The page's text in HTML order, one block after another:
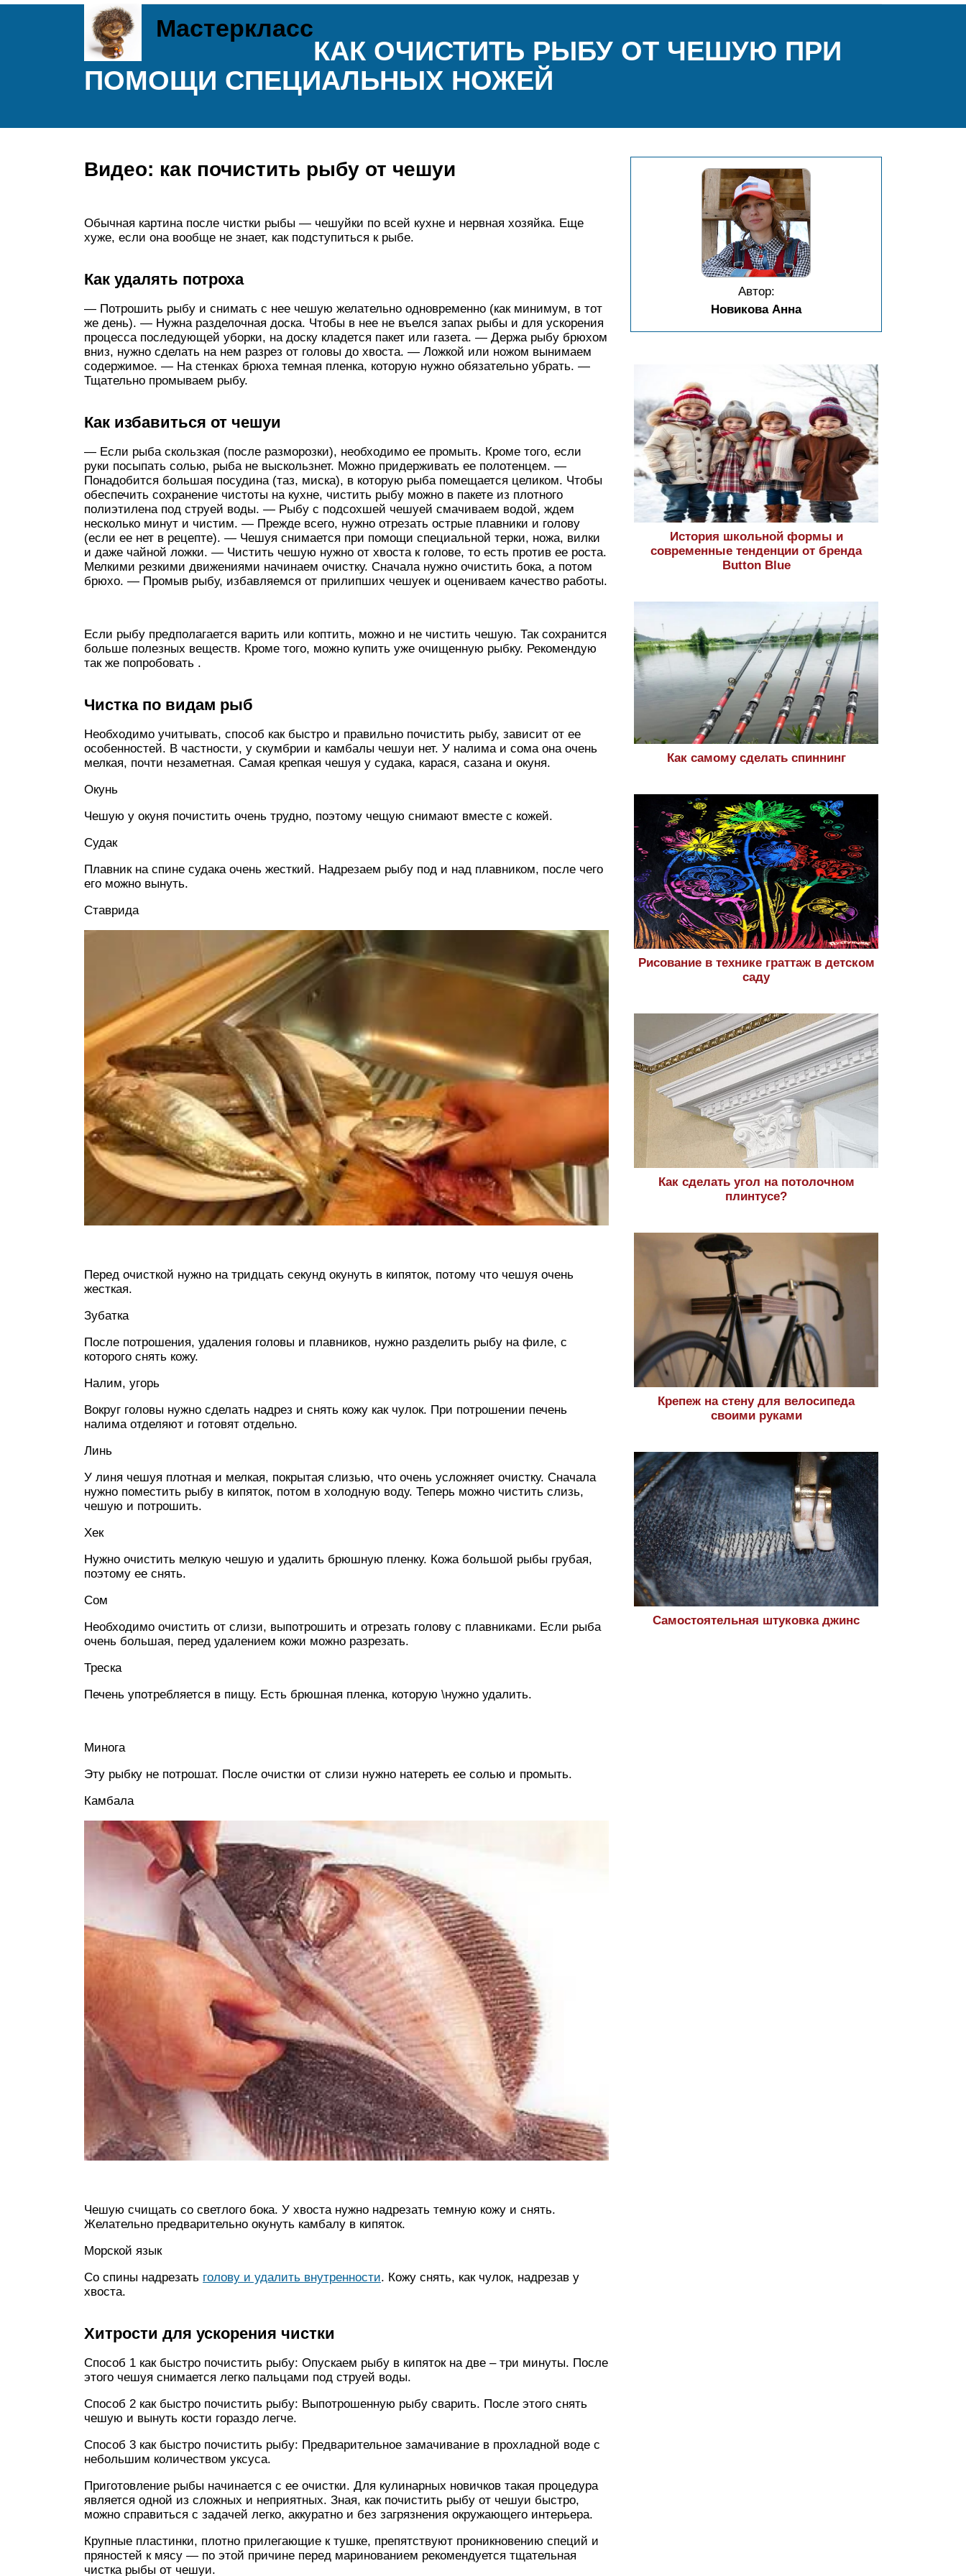
Мастеркласс
КАК ОЧИСТИТЬ РЫБУ ОТ ЧЕШУЮ ПРИ
ПОМОЩИ СПЕЦИАЛЬНЫХ НОЖЕЙ
Видео: как почистить рыбу от чешуи
Обычная картина после чистки рыбы — чешуйки по всей кухне и нервная хозяйка. Еще
хуже, если она вообще не знает, как подступиться к рыбе.
Как удалять потроха
— Потрошить рыбу и снимать с нее чешую желательно одновременно (как минимум, в тот
же день). — Нужна разделочная доска. Чтобы в нее не въелся запах рыбы и для ускорения
процесса последующей уборки, на доску кладется пакет или газета. — Держа рыбу брюхом
вниз, нужно сделать на нем разрез от головы до хвоста. — Ложкой или ножом вынимаем
содержимое. — На стенках брюха темная пленка, которую нужно обязательно убрать. —
Тщательно промываем рыбу.
Как избавиться от чешуи
— Если рыба скользкая (после разморозки), необходимо ее промыть. Кроме того, если
руки посыпать солью, рыба не выскользнет. Можно придерживать ее полотенцем. —
Понадобится большая посудина (таз, миска), в которую рыба помещается целиком. Чтобы
обеспечить сохранение чистоты на кухне, чистить рыбу можно в пакете из плотного
полиэтилена под струей воды. — Рыбу с подсохшей чешуей смачиваем водой, ждем
несколько минут и чистим. — Прежде всего, нужно отрезать острые плавники и голову
(если ее нет в рецепте). — Чешуя снимается при помощи специальной терки, ножа, вилки
и даже чайной ложки. — Чистить чешую нужно от хвоста к голове, то есть против ее роста.
Мелкими резкими движениями начинаем очистку. Сначала нужно очистить бока, а потом
брюхо. — Промыв рыбу, избавляемся от прилипших чешуек и оцениваем качество работы.
Если рыбу предполагается варить или коптить, можно и не чистить чешую. Так сохранится
больше полезных веществ. Кроме того, можно купить уже очищенную рыбку. Рекомендую
так же попробовать .
Чистка по видам рыб
Необходимо учитывать, способ как быстро и правильно почистить рыбу, зависит от ее
особенностей. В частности, у скумбрии и камбалы чешуи нет. У налима и сома она очень
мелкая, почти незаметная. Самая крепкая чешуя у судака, карася, сазана и окуня.
Окунь
Чешую у окуня почистить очень трудно, поэтому чещую снимают вместе с кожей.
Судак
Плавник на спине судака очень жесткий. Надрезаем рыбу под и над плавником, после чего
его можно вынуть.
Ставрида
Перед очисткой нужно на тридцать секунд окунуть в кипяток, потому что чешуя очень
жесткая.
Зубатка
После потрошения, удаления головы и плавников, нужно разделить рыбу на филе, с
которого снять кожу.
Налим, угорь
Вокруг головы нужно сделать надрез и снять кожу как чулок. При потрошении печень
налима отделяют и готовят отдельно.
Линь
У линя чешуя плотная и мелкая, покрытая слизью, что очень усложняет очистку. Сначала
нужно поместить рыбу в кипяток, потом в холодную воду. Теперь можно чистить слизь,
чешую и потрошить.
Хек
Нужно очистить мелкую чешую и удалить брюшную пленку. Кожа большой рыбы грубая,
поэтому ее снять.
Сом
Необходимо очистить от слизи, выпотрошить и отрезать голову с плавниками. Если рыба
очень большая, перед удалением кожи можно разрезать.
Треска
Печень употребляется в пищу. Есть брюшная пленка, которую \нужно удалить.
Минога
Эту рыбку не потрошат. После очистки от слизи нужно натереть ее солью и промыть.
Камбала
Чешую счищать со светлого бока. У хвоста нужно надрезать темную кожу и снять.
Желательно предварительно окунуть камбалу в кипяток.
Морской язык
Со спины надрезать голову и удалить внутренности. Кожу снять, как чулок, надрезав у
хвоста.
Хитрости для ускорения чистки
Способ 1 как быстро почистить рыбу: Опускаем рыбу в кипяток на две – три минуты. После
этого чешуя снимается легко пальцами под струей воды.
Способ 2 как быстро почистить рыбу: Выпотрошенную рыбу сварить. После этого снять
чешую и вынуть кости гораздо легче.
Способ 3 как быстро почистить рыбу: Предварительное замачивание в прохладной воде с
небольшим количеством уксуса.
Приготовление рыбы начинается с ее очистки. Для кулинарных новичков такая процедура
является одной из сложных и неприятных. Зная, как почистить рыбу от чешуи быстро,
можно справиться с задачей легко, аккуратно и без загрязнения окружающего интерьера.
Крупные пластинки, плотно прилегающие к тушке, препятствуют проникновению специй и
пряностей к мясу — по этой причине перед маринованием рекомендуется тщательная
чистка рыбы от чешуи.
Автор:
Новикова Анна
История школьной формы и
современные тенденции от бренда
Button Blue
Как самому сделать спиннинг
Рисование в технике граттаж в детском
саду
Как сделать угол на потолочном
плинтусе?
Крепеж на стену для велосипеда
своими руками
Самостоятельная штуковка джинс